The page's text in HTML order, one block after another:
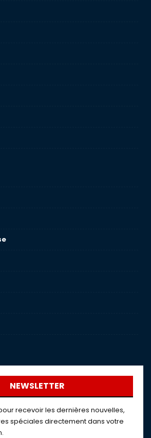
NEWSLETTER
recevoir les dernières nouvelles,
spéciales directement dans votre